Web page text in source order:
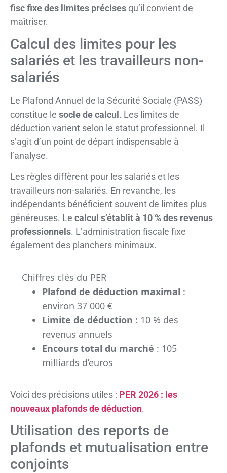
fisc fixe des limites précises qu’il convient de
maîtriser.
Calcul des limites pour les
salariés et les travailleurs non-
salariés
Le Plafond Annuel de la Sécurité Sociale (PASS)
constitue le socle de calcul . Les limites de
déduction varient selon le statut professionnel. Il
s’agit d’un point de départ indispensable à
l’analyse.
Les règles diffèrent pour les salariés et les
travailleurs non-salariés. En revanche, les
indépendants bénéficient souvent de limites plus
généreuses. Le calcul s’établit à 10 % des revenus
professionnels. L’administration fiscale fixe
également des planchers minimaux.
Chiffres clés du PER
Plafond de déduction maximal :
environ 37 000 €
Limite de déduction : 10 % des
revenus annuels
Encours total du marché : 105
milliards d’euros
Voici des précisions utiles : PER 2026 : les
nouveaux plafonds de déduction.
Utilisation des reports de
plafonds et mutualisation entre
conjoints